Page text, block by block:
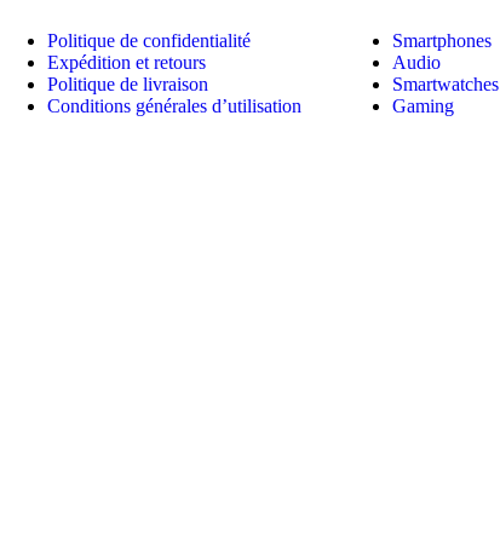
Politique de confidentialité
Expédition et retours
Politique de livraison
Conditions générales d’utilisation
Smartphones
Audio
Smartwatches
Gaming